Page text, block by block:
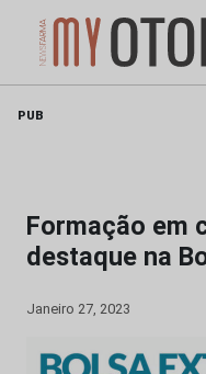
PUB
Formação em
destaque na
Janeiro 27, 2023